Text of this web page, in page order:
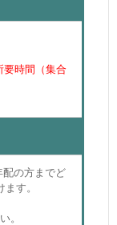
要時間（集合
の方までど
す。
。